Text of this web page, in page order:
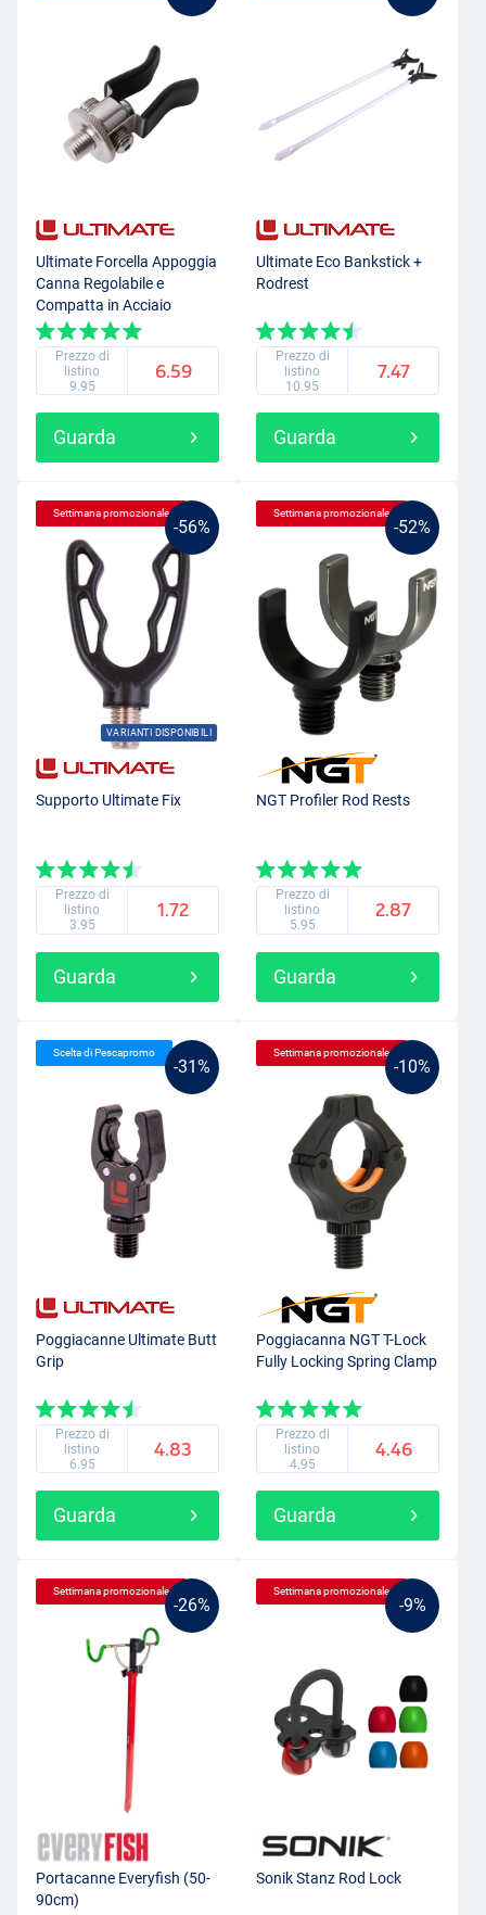
Ultimate Forcella Appoggia
Canna Regolabile e
Compatta in Acciaio
Inossidabile
Prezzo di
listino
9.95
6.59
Guarda
Ultimate Eco Bankstick +
Rodrest
Prezzo di
listino
10.95
7.47
Guarda
-56%
VARIANTI DISPONIBILI
Settimana promozionale
Supporto Ultimate Fix
Prezzo di
listino
3.95
1.72
Guarda
-52%
Settimana promozionale
NGT Profiler Rod Rests
Prezzo di
listino
5.95
2.87
Guarda
-31%
Scelta di Pescapromo
Poggiacanne Ultimate Butt
Grip
Prezzo di
listino
6.95
4.83
Guarda
-10%
Settimana promozionale
Poggiacanna NGT T-Lock
Fully Locking Spring Clamp
Prezzo di
listino
4.95
4.46
Guarda
-26%
Settimana promozionale
Portacanne Everyfish (50-
90cm)
-9%
Settimana promozionale
Sonik Stanz Rod Lock